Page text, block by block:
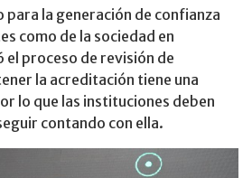
para la generación de confianza
como de la sociedad en
el proceso de revisión de
la acreditación tiene una
lo que las instituciones deben
contando con ella.